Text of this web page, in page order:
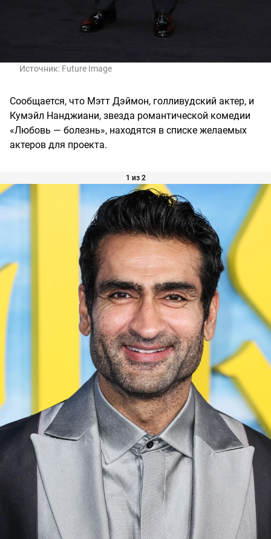
Источник: Future Image
Сообщается, что Мэтт Дэймон, голливудский актер, и
Кумэйл Нанджиани, звезда романтической комедии
«Любовь — болезнь», находятся в списке желаемых
актеров для проекта.
1 из 2